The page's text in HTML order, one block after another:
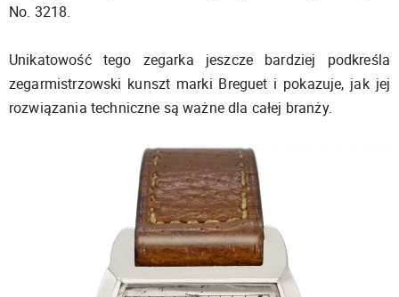
No. 3218.
Unikatowość tego zegarka jeszcze bardziej podkreśla
zegarmistrzowski kunszt marki Breguet i pokazuje, jak jej
rozwiązania techniczne są ważne dla całej branży.